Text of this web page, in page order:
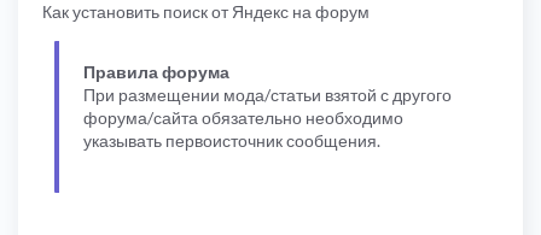
Как установить поиск от Яндекс на форум
Правила форума
При размещении мода/статьи взятой с другого
форума/сайта обязательно необходимо
указывать первоисточник сообщения.